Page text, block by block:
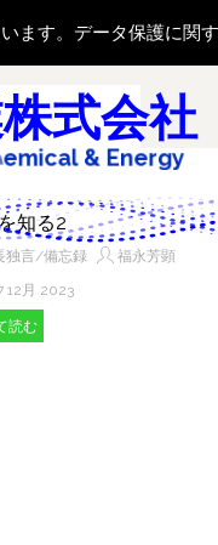
ます。データ保護に関
式会社
プ
& Energy
e, St
知る2
独言/備忘録
福永芳顕
12月 2023
読む